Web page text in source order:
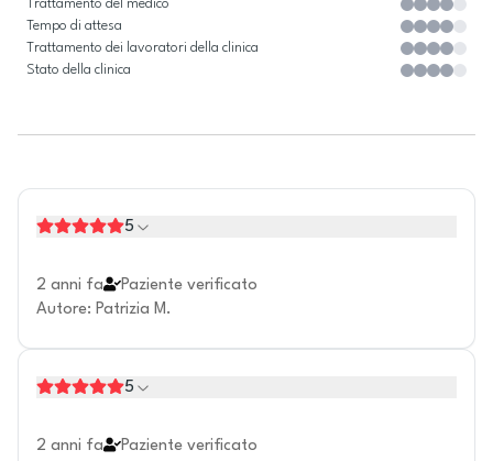
Trattamento del medico
Tempo di attesa
Trattamento dei lavoratori della clinica
Stato della clinica
5
2 anni fa
Paziente verificato
Autore: Patrizia M.
5
2 anni fa
Paziente verificato